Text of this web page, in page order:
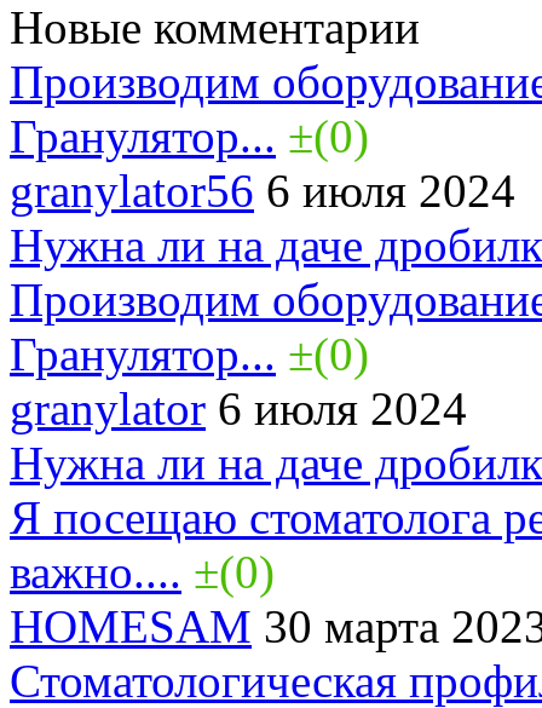
Новые комментарии
Производим
Гранулятор... ±(0)
granylator56 6 июля 2024
Нужна ли на даче
Производим
Гранулятор... ±(0)
granylator 6 июля 2024
Нужна ли на даче
Я посещаю стоматолога
важно.... ±(0)
HOMESAM 30 марта
Стоматологическая